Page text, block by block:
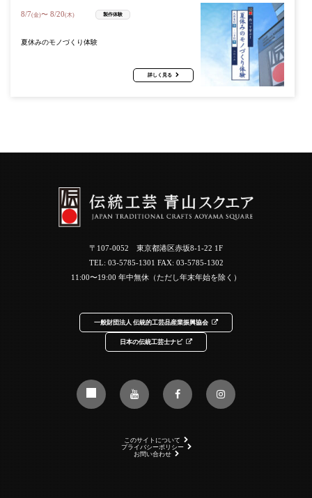
8/7(金)〜 8/20(木) 製作体験
夏休みのモノづくり体験
詳しく見る
〒107-0052 東京都港区赤坂8-1-22 1F
TEL: 03-5785-1301 FAX: 03-5785-1302
11:00〜19:00 年中無休（ただし年末年始を除く）
一般財団法人 伝統的工芸品産業振興協会
日本の伝統工芸士ナビ
このサイトについて
プライバシーポリシー
お問い合わせ